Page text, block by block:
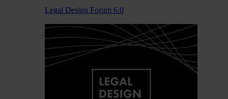
Legal Design Forum 6.0